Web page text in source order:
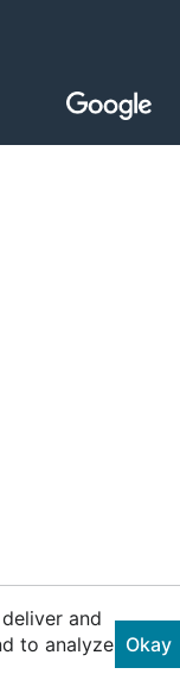
and
to analyze Okay